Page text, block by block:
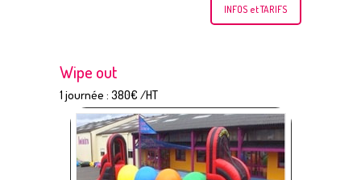
INFOS et TARIFS
Wipe out
1 journée : 380€ /HT